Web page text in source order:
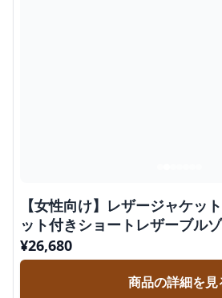
【女性向け】レザージャケッ
ット付きショートレザーブル
¥26,680
商品の詳細を見